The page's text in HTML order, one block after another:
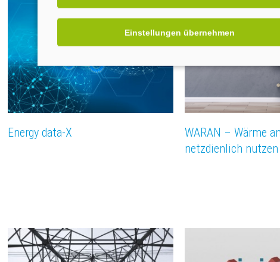
Einstellungen übernehmen
Energy data-X
WARAN – Wärme
netzdienlich nutzen